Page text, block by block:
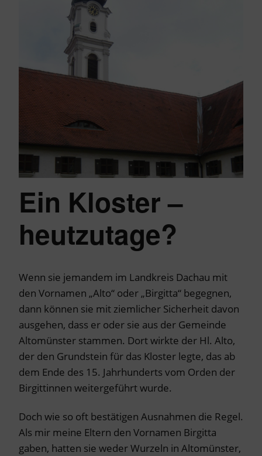
Ein Kloster –
heutzutage?
Wenn sie jemandem im Landkreis Dachau mit
den Vornamen „Alto“ oder „Birgitta“ begegnen,
dann können sie mit ziemlicher Sicherheit davon
ausgehen, dass er oder sie aus der Gemeinde
Altomünster stammen. Dort wirkte der Hl. Alto,
der den Grundstein für das Kloster legte, das ab
dem Ende des 15. Jahrhunderts vom Orden der
Birgittinnen weitergeführt wurde.
Doch wie so oft bestätigen Ausnahmen die Regel.
Als mir meine Eltern den Vornamen Birgitta
gaben, hatten sie weder Wurzeln in Altomünster,